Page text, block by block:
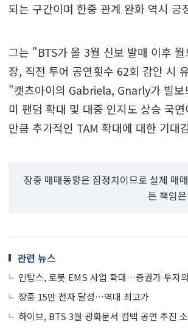
되는 구간이며 한중 관계 완화 역시 긍
그는 "BTS가 올 3월 신보 발매 이후
장, 직전 투어 공연횟수 62회 감안 시
"캣츠아이의 Gabriela, Gnarly가 빌
미 팬덤 확대 및 대중 인지도 상승 국
만큼 추가적인 TAM 확대에 대한 기대
장중 매매동향은 잠정치이므로 실제 매
든 책임
관련 뉴스
인탑스, 로봇 EMS 사업 확대…증권가 투자
장중 15만 전자 달성…역대 최고가
하이브, BTS 3월 광화문서 컴백 공연 추진